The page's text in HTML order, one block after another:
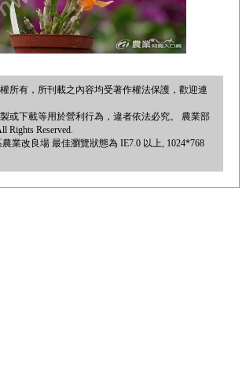
所有，所刊載之內容均受著作權法保護，歡迎連
或下載等用於營利行為，違者依法必究。 農業部
Rights Reserved.
業改良場 最佳瀏覽狀態為 IE7.0 以上, 1024*768